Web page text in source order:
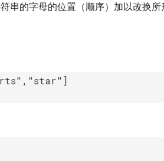
符串的字母的位置（顺序）加以改换